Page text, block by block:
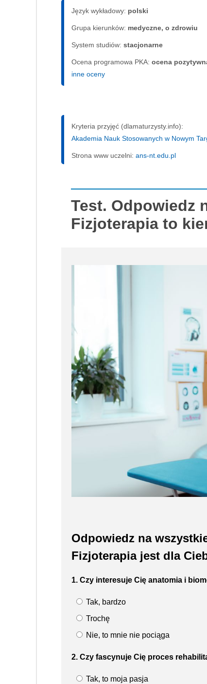
Język wykładowy: polski
Grupa kierunków: medyczne, o zdrowiu
System studiów: sta­cjo­nar­ne
Ocena programowa PKA: ocena
inne oceny
Kryteria przyjęć (dlamaturzysty.info):
Akademia Nauk Stosowanych w Nowym
Strona www uczelni: ans-nt.edu.pl
Test. Odpowiedz
Fizjoterapia to
Odpowiedz na
Fizjoterapia jest dla
1. Czy interesuje Cię anatomia i
Tak, bardzo
Trochę
Nie, to mnie nie pociąga
2. Czy fascynuje Cię proces
Tak, to moja pasja